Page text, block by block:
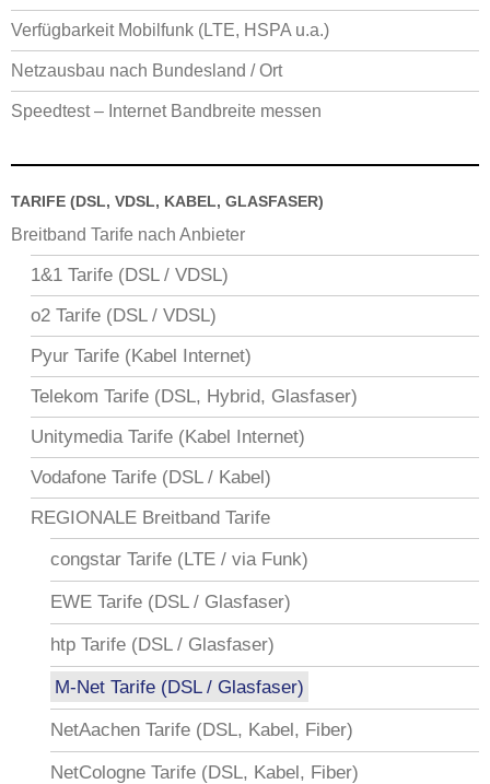
Verfügbarkeit Mobilfunk (LTE, HSPA u.a.)
Netzausbau nach Bundesland / Ort
Speedtest – Internet Bandbreite messen
TARIFE (DSL, VDSL, KABEL, GLASFASER)
Breitband Tarife nach Anbieter
1&1 Tarife (DSL / VDSL)
o2 Tarife (DSL / VDSL)
Pyur Tarife (Kabel Internet)
Telekom Tarife (DSL, Hybrid, Glasfaser)
Unitymedia Tarife (Kabel Internet)
Vodafone Tarife (DSL / Kabel)
REGIONALE Breitband Tarife
congstar Tarife (LTE / via Funk)
EWE Tarife (DSL / Glasfaser)
htp Tarife (DSL / Glasfaser)
M-Net Tarife (DSL / Glasfaser)
NetAachen Tarife (DSL, Kabel, Fiber)
NetCologne Tarife (DSL, Kabel, Fiber)